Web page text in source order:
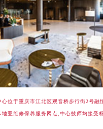
位于重庆市江北区观音桥步行街2号融
亚维修保养服务网点,中心技师均接受